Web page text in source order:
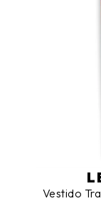
Vestido